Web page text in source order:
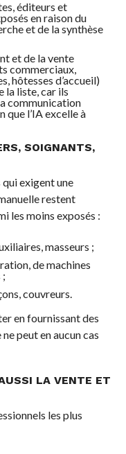
éditeurs et
en raison du
et de la synthèse
et de la vente
commerciaux,
hôtesses d’accueil)
la liste, car ils
communication
l’IA excelle à
SOIGNANTS,
exigent une
restent
les moins exposés :
masseurs ;
de machines
couvreurs.
en fournissant des
peut en aucun cas
LA VENTE ET
les plus